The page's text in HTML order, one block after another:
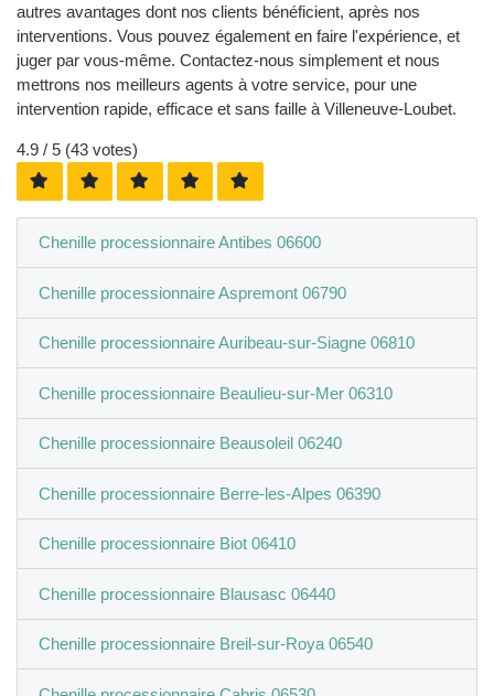
autres avantages dont nos clients bénéficient, après nos
interventions. Vous pouvez également en faire l'expérience, et
juger par vous-même. Contactez-nous simplement et nous
mettrons nos meilleurs agents à votre service, pour une
intervention rapide, efficace et sans faille à Villeneuve-Loubet.
4.9 / 5 (43 votes)
Chenille processionnaire Antibes 06600
Chenille processionnaire Aspremont 06790
Chenille processionnaire Auribeau-sur-Siagne 06810
Chenille processionnaire Beaulieu-sur-Mer 06310
Chenille processionnaire Beausoleil 06240
Chenille processionnaire Berre-les-Alpes 06390
Chenille processionnaire Biot 06410
Chenille processionnaire Blausasc 06440
Chenille processionnaire Breil-sur-Roya 06540